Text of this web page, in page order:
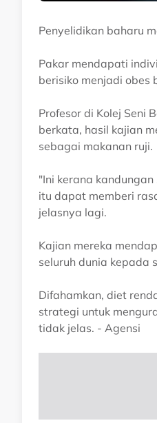
Penyelidikan baharu
Pakar mendapati
berisiko menjadi obes
Profesor di Kolej Seni
berkata, hasil kajian
sebagai makanan ruji.
"Ini kerana
itu dapat memberi
jelasnya lagi.
Kajian mereka
seluruh dunia
Difahamkan, diet
strategi untuk
tidak jelas. - Agensi